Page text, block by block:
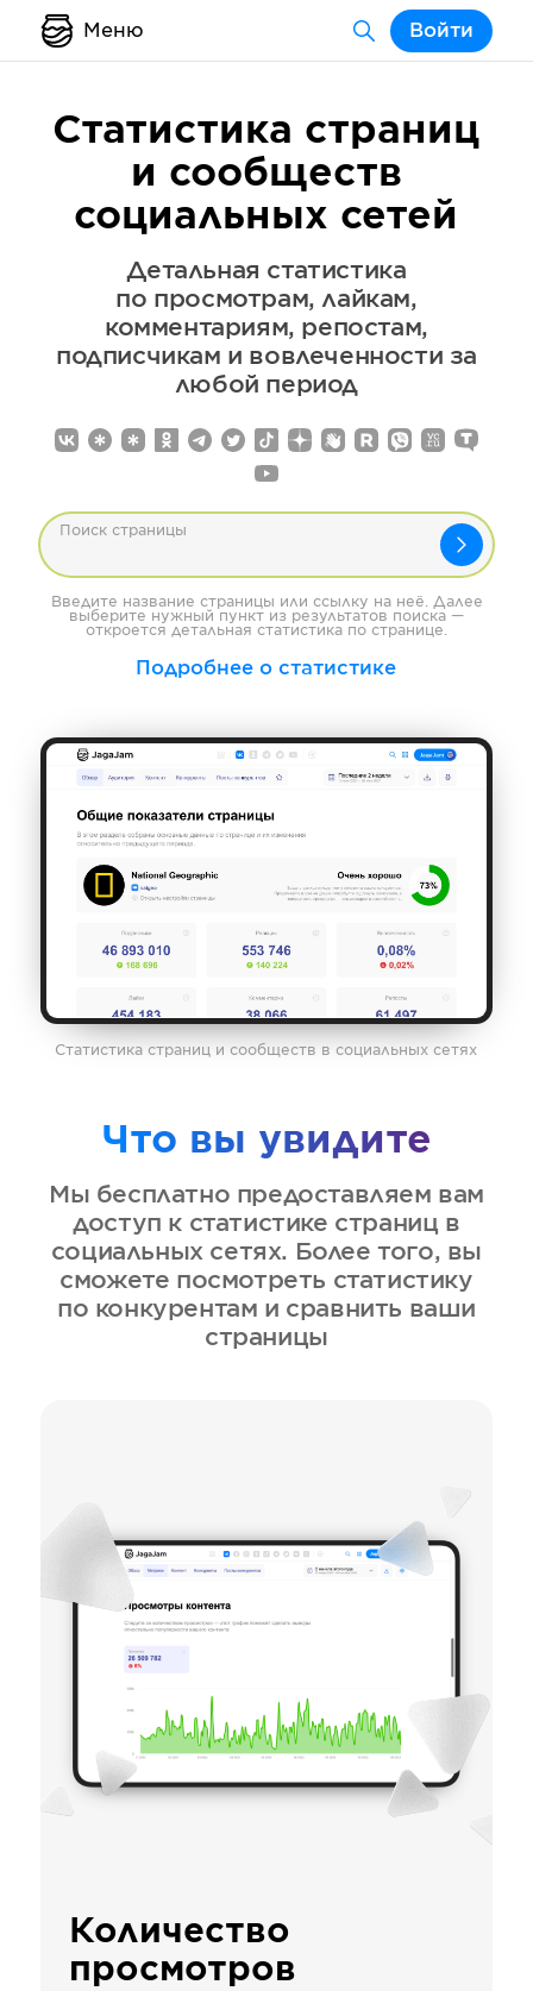
Меню Войти
Статистика страниц
и сообществ
социальных сетей
Детальная статистика
по просмотрам, лайкам,
комментариям, репостам,
подписчикам и вовлеченности за
любой период
Поиск страницы
Введите название страницы или ссылку на неё. Далее
выберите нужный пункт из результатов поиска —
откроется детальная статистика по странице.
Подробнее о статистике
Статистика страниц и сообществ в социальных сетях
Что вы увидите
Мы бесплатно предоставляем вам
доступ к статистике страниц в
социальных сетях. Более того, вы
сможете посмотреть статистику
по конкурентам и сравнить ваши
страницы
Количество
просмотров